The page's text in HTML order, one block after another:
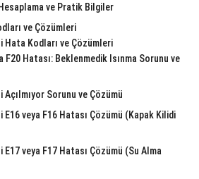
ve Pratik Bilgiler
ve Çözümleri
Hata Kodları ve Çözümleri
F20 Hatası: Beklenmedik Isınma Sorunu ve
Açılmıyor Sorunu ve Çözümü
E16 veya F16 Hatası Çözümü (Kapak Kilidi
E17 veya F17 Hatası Çözümü (Su Alma